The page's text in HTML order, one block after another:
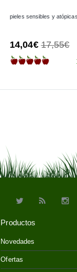
pieles sensibles y atópicas
14,04€ 17,55€
Productos
Novedades
Ofertas